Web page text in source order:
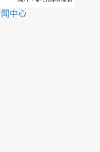
中心